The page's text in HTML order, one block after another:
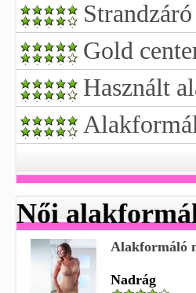
Gold
Használt
Női
Alakformáló
Nadrág